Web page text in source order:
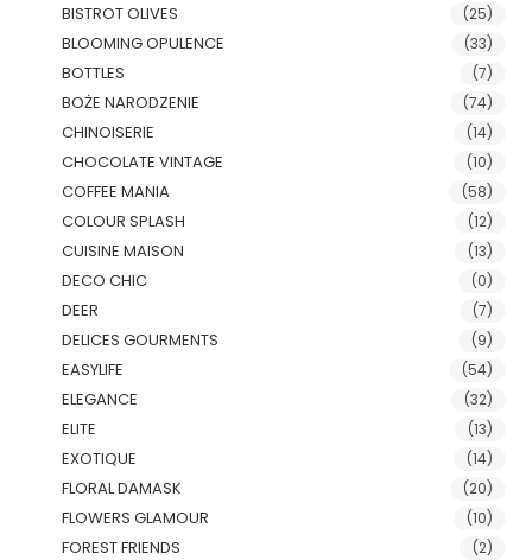
BISTROT OLIVES (25)
BLOOMING OPULENCE (33)
BOTTLES (7)
BOŻE NARODZENIE (74)
CHINOISERIE (14)
CHOCOLATE VINTAGE (10)
COFFEE MANIA (58)
COLOUR SPLASH (12)
CUISINE MAISON (13)
DECO CHIC (0)
DEER (7)
DELICES GOURMENTS (9)
EASYLIFE (54)
ELEGANCE (32)
ELITE (13)
EXOTIQUE (14)
FLORAL DAMASK (20)
FLOWERS GLAMOUR (10)
FOREST FRIENDS (2)